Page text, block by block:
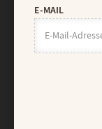
E-MAIL